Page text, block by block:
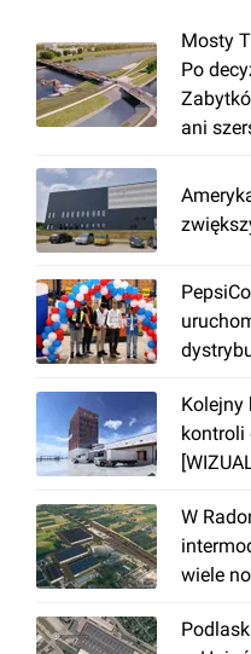
Mosty
Po
ani
Kolejny
kontroli
W
wiele